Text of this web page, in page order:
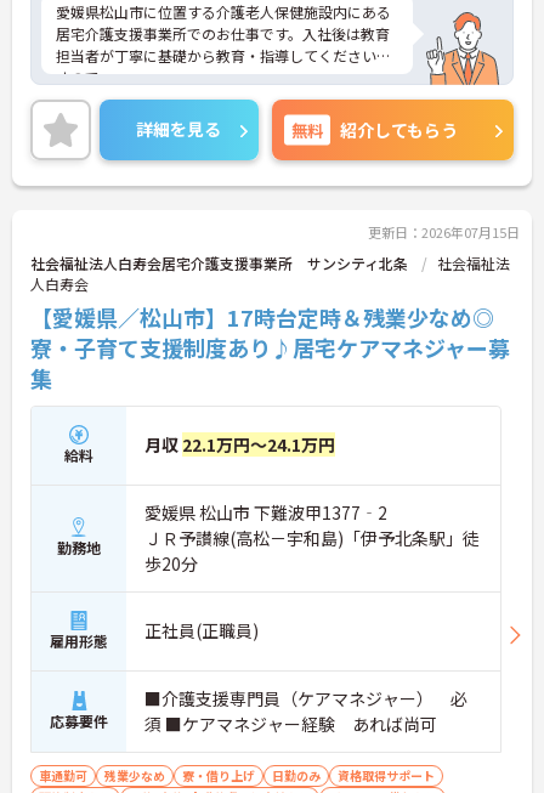
愛媛県松山市に位置する介護老人保健施設内にある
居宅介護支援事業所でのお仕事です。入社後は教育
担当者が丁寧に基礎から教育・指導してくださいま
すので、
経験が浅い方もチャレンジいただけます。月9日休
み、希望休も相談でき、リフレッシュしながら働け
る環境です。子育て支援制度、寮完備、医療費助成
金等充実した福利厚生も魅力です。ご興味のある方
には、面接対策ポイントなど、さらに詳細をお話し
詳細を見る 無料 紹介してもらう
更新日：2026年07月15日
社会福祉法人白寿会居宅介護支援事業所 サンシティ北条
社会福祉法
人白寿会
【愛媛県／松山市】17時台定時＆残業少なめ◎
寮・子育て支援制度あり♪居宅ケアマネジャー募
集
給料 月収 22.1万円～24.1万円
勤務地
愛媛県 松山市 下難波甲1377‐2
ＪＲ予讃線(高松－宇和島)「伊予北条駅」徒
歩20分
雇用形態 正社員(正職員)
応募要件
■介護支援専門員（ケアマネジャー） 必
須 ■ケアマネジャー経験 あれば尚可
車通勤可 残業少なめ 寮・借り上げ 日勤のみ
資格取得サポート